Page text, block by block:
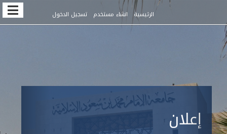
Quick
jump
to
page
content
Navigation
Main
الرئيسية انشاء مستخدم تسجيل الدخول
إعلان
Next